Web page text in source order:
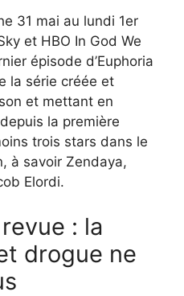
31 mai au lundi 1er
et HBO In God We
épisode d’Euphoria
la série créée et
et mettant en
la première
trois stars dans le
à savoir Zendaya,
Elordi.
: la
drogue ne